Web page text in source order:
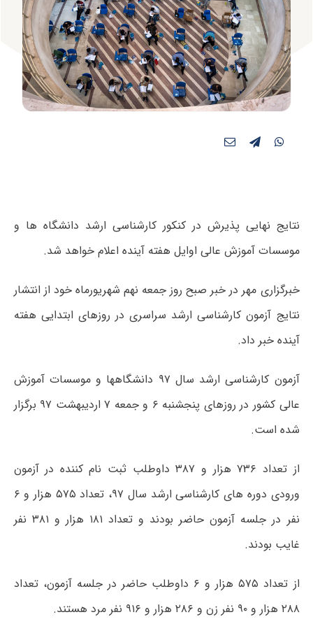
نتایج نهایی پذیرش در کنکور کارشناسی ارشد دانشگاه ها و
موسسات آموزش عالی اوایل هفته آینده اعلام خواهد شد.
خبرگزاری مهر در خبر صبح روز جمعه نهم شهریورماه خود از انتشار
نتایج آزمون کارشناسی ارشد سراسری در روزهای ابتدایی هفته
آینده خبر داد.
آزمون کارشناسی ارشد سال ۹۷ دانشگاهها و موسسات آموزش
عالی کشور در روزهای پنجشنبه ۶ و جمعه ۷ اردیبهشت ۹۷ برگزار
شده است.
از تعداد ۷۳۶ هزار و ۳۸۷ داوطلب ثبت نام کننده در آزمون
ورودی دوره های کارشناسی ارشد سال ۹۷، تعداد ۵۷۵ هزار و ۶
نفر در جلسه آزمون حاضر بودند و تعداد ۱۸۱ هزار و ۳۸۱ نفر
غایب بودند.
از تعداد ۵۷۵ هزار و ۶ داوطلب حاضر در جلسه آزمون، تعداد
۲۸۸ هزار و ۹۰ نفر زن و ۲۸۶ هزار و ۹۱۶ نفر مرد هستند.